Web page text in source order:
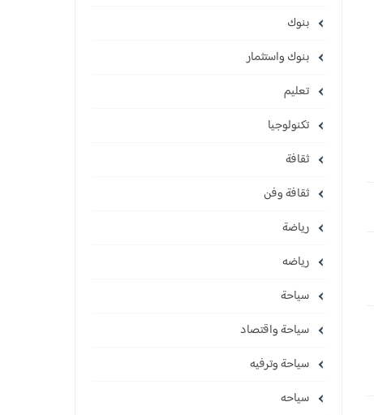
بنوك
بنوك واستثمار
تعليم
تكنولوجيا
ثقافة
ثقافة وفن
رياضة
رياضه
سياحة
سياحة واقتصاد
سياحة وترفيه
سياحه